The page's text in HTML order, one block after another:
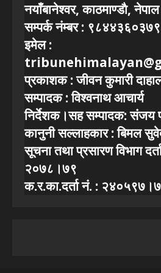
नयाँबानेश्वर, काठमाण्डाै, नेपाल
सम्पर्क नंम्बर : ९८४४३६०३७९
इमेल :
प्रकाशक : जीवन कुमारी
सम्पादक : विश्वनाथ आचार्य
निर्देशक।सह सम्पादक: संजय
कानुनी सल्लाहकार : बिमल
सूचना तथा प्रसारण विभाग
२०७८।७९
क.र.का.दर्ता नं. :